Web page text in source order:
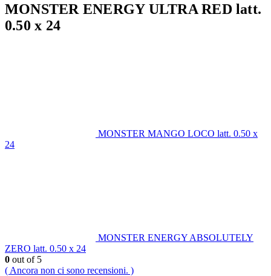
MONSTER ENERGY ULTRA RED latt.
0.50 x 24
MONSTER MANGO LOCO latt. 0.50 x
24
MONSTER ENERGY ABSOLUTELY
ZERO latt. 0.50 x 24
0 out of 5
( Ancora non ci sono recensioni. )